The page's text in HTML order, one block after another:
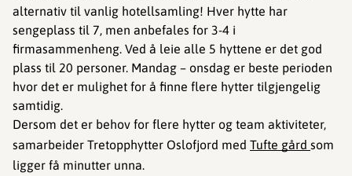
alternativ til vanlig hotellsamling! Hver hytte har
sengeplass til 7, men anbefales for 3-4 i
firmasammenheng. Ved å leie alle 5 hyttene er det god
plass til 20 personer. Mandag – onsdag er beste perioden
hvor det er mulighet for å finne flere hytter tilgjengelig
samtidig.
Dersom det er behov for flere hytter og team aktiviteter,
samarbeider Tretopphytter Oslofjord med Tufte gård som
ligger få minutter unna.